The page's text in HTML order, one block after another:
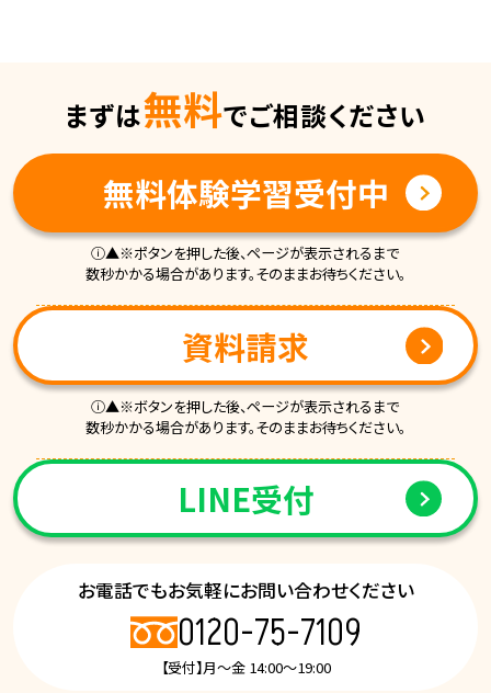
まずは無料でご相談ください
無料体験学習受付中
ⓘ▲※ポタンを押した後、ページが表示されるまで
数秒かかる場合があります。そのままお待ちください。
資料請求
ⓘ▲※ボタンを押した後、ページが表示されるまで
数秒かかる場合があります。そのままお待ちください。
LINE受付
お電話でもお気軽にお問い合わせください
0120-75-7109
【受付】月～金 14:00～19:00